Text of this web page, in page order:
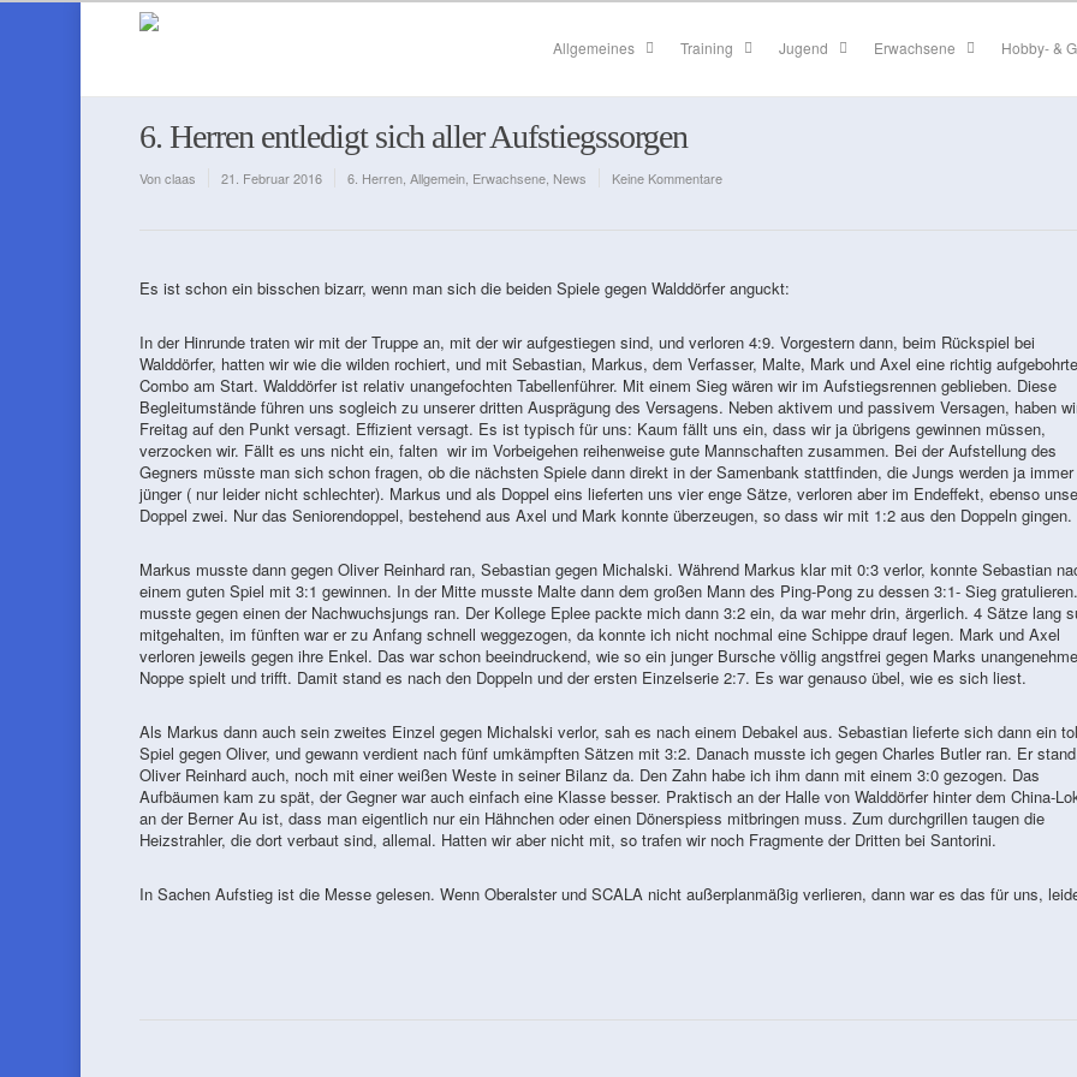
Allgemeines Training Jugend Erwachsene Hobby- &
6. Herren entledigt sich aller Aufstiegssorgen
Vonclaas 21. Februar 2016 6. Herren, Allgemein, Erwachsene, News Keine Kommentare
Es ist schon ein bisschen bizarr, wenn man sich die beiden Spiele gegen Walddörfer anguckt:
In der Hinrunde traten wir mit der Truppe an, mit der wir aufgestiegen sind, und verloren 4:9. Vorgestern dann, beim Rückspiel bei
Walddörfer, hatten wir wie die wilden rochiert, und mit Sebastian, Markus, dem Verfasser, Malte, Mark und Axel eine richtig aufgebohrte
Combo am Start. Walddörfer ist relativ unangefochten Tabellenführer. Mit einem Sieg wären wir im Aufstiegsrennen geblieben. Diese
Begleitumstände führen uns sogleich zu unserer dritten Ausprägung des Versagens. Neben aktivem und passivem Versagen, haben
Freitag auf den Punkt versagt. Effizient versagt. Es ist typisch für uns: Kaum fällt uns ein, dass wir ja übrigens gewinnen müssen,
verzocken wir. Fällt es uns nicht ein, falten wir im Vorbeigehen reihenweise gute Mannschaften zusammen. Bei der Aufstellung des
Gegners müsste man sich schon fragen, ob die nächsten Spiele dann direkt in der Samenbank stattfinden, die Jungs werden ja immer
jünger ( nur leider nicht schlechter). Markus und als Doppel eins lieferten uns vier enge Sätze, verloren aber im Endeffekt, ebenso
Doppel zwei. Nur das Seniorendoppel, bestehend aus Axel und Mark konnte überzeugen, so dass wir mit 1:2 aus den Doppeln gingen.
Markus musste dann gegen Oliver Reinhard ran, Sebastian gegen Michalski. Während Markus klar mit 0:3 verlor, konnte Sebastian
einem guten Spiel mit 3:1 gewinnen. In der Mitte musste Malte dann dem großen Mann des Ping-Pong zu dessen 3:1- Sieg
musste gegen einen der Nachwuchsjungs ran. Der Kollege Eplee packte mich dann 3:2 ein, da war mehr drin, ärgerlich. 4 Sätze lang
mitgehalten, im fünften war er zu Anfang schnell weggezogen, da konnte ich nicht nochmal eine Schippe drauf legen. Mark und Axel
verloren jeweils gegen ihre Enkel. Das war schon beeindruckend, wie so ein junger Bursche völlig angstfrei gegen Marks unangenehme
Noppe spielt und trifft. Damit stand es nach den Doppeln und der ersten Einzelserie 2:7. Es war genauso übel, wie es sich liest.
Als Markus dann auch sein zweites Einzel gegen Michalski verlor, sah es nach einem Debakel aus. Sebastian lieferte sich dann ein
Spiel gegen Oliver, und gewann verdient nach fünf umkämpften Sätzen mit 3:2. Danach musste ich gegen Charles Butler ran. Er
Oliver Reinhard auch, noch mit einer weißen Weste in seiner Bilanz da. Den Zahn habe ich ihm dann mit einem 3:0 gezogen. Das
Aufbäumen kam zu spät, der Gegner war auch einfach eine Klasse besser. Praktisch an der Halle von Walddörfer hinter dem China-
an der Berner Au ist, dass man eigentlich nur ein Hähnchen oder einen Dönerspiess mitbringen muss. Zum durchgrillen taugen die
Heizstrahler, die dort verbaut sind, allemal. Hatten wir aber nicht mit, so trafen wir noch Fragmente der Dritten bei Santorini.
In Sachen Aufstieg ist die Messe gelesen. Wenn Oberalster und SCALA nicht außerplanmäßig verlieren, dann war es das für uns,